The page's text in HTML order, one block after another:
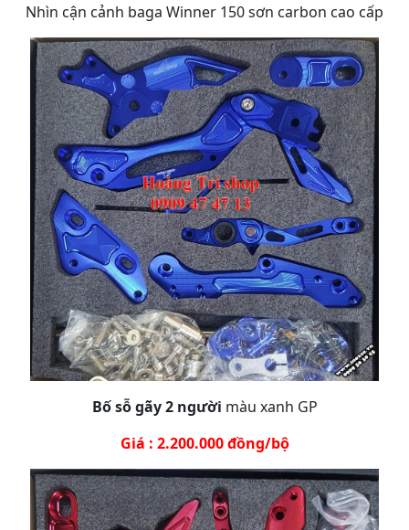
Nhìn cận cảnh baga Winner 150 sơn carbon cao cấp
Bố sỗ gãy 2 người màu xanh GP
Giá : 2.200.000 đồng/bộ